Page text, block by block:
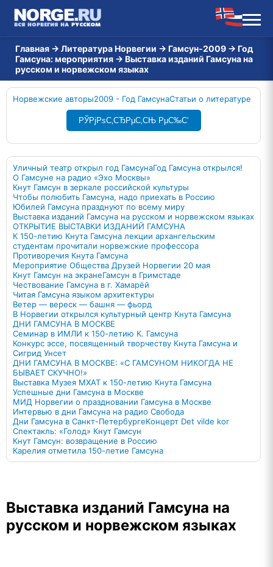
Главная → Литература Норвегии → Гамсун-2009 → Год
Гамсуна: мероприятия → Выставка изданий Гамсуна на
русском и норвежском языках
Норвежские авторы2009 - Год ГамсунаСтатьи о литературе
РЎРјРѕС‚СЂРµС‚СЊ РµС‰С‘
Уличный театр открыл год ГамсунаГод Гамсуна открылся!
О Гамсуне на радио «Эхо Москвы»
Кнут Гамсун в зеркале российской культуры
Чтобы полюбить Гамсуна, надо приехать в Россию
Юбилей Гамсуна празднуют по всему миру
Выставка изданий Гамсуна на русском и норвежском языках
ОТКРЫТИЕ ВЫСТАВКИ ИЗДАНИЙ ГАМСУНА
К 150-летию Кнута Гамсуна лекции архангельским
студентам прочитали норвежские профессора
Противоречия Кнута Гамсуна
Мероприятие Общества Друзей Норвегии 20 мая
Кнут Гамсун на экранеГамсун в Гримстаде
Чествование Гамсуна в г. Хамарёй
Читая Гамсуна языком архитектуры
Ветер — вереск — башня — фьорд
В Норвегии открылся культурный центр Кнута Гамсуна
ДНИ ГАМСУНА В МОСКВЕ
Семинар в ИМЛИ к 150-летию К. Гамсуна
Конкурс эссе, посвященный творчеству Кнута Гамсуна и
Сигрид Унсет
ДНИ ГАМСУНА В МОСКВЕ: «С ГАМСУНОМ НИКОГДА НЕ
БЫВАЕТ СКУЧНО!»
Выставка Музея МХАТ к 150-летию Кнута Гамсуна
Успешные дни Гамсуна в Москве
МИД Норвегии о праздновании Гамсуна в Москве
Интервью в дни Гамсуна на радио Свобода
Дни Гамсуна в Санкт-ПетербургеKонцерт Det vilde kor
Спектакль: «Голод» Кнут Гамсун
Кнут Гамсун: возвращение в Россию
Карелия отметила 150-летие Гамсуна
Выставка изданий Гамсуна на
русском и норвежском языках